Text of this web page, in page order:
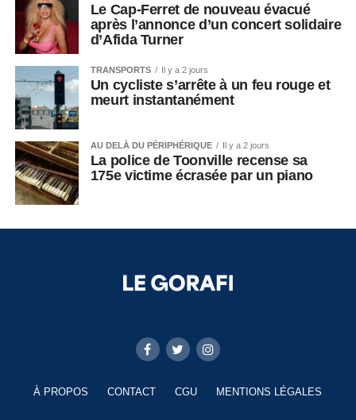
Le Cap-Ferret de nouveau évacué
après l’annonce d’un concert solidaire
d’Afida Turner
TRANSPORTS Il y a 2 jours
Un cycliste s’arrête à un feu rouge et
meurt instantanément
AU DELÀ DU PÉRIPHÉRIQUE Il y a 2 jours
La police de Toonville recense sa
175e victime écrasée par un piano
À PROPOS CONTACT CGU MENTIONS LÉGALES